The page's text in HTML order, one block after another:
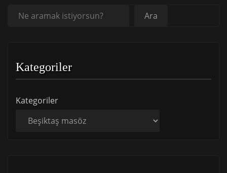
Ara Ara
Kategoriler
Kategoriler